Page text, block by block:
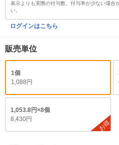
表示よりも実際の付与数、付与率が少ない場合
い。
ログインはこちら
販売単位
1個
1,088円
1,053.8円×8個
8,430円
お得